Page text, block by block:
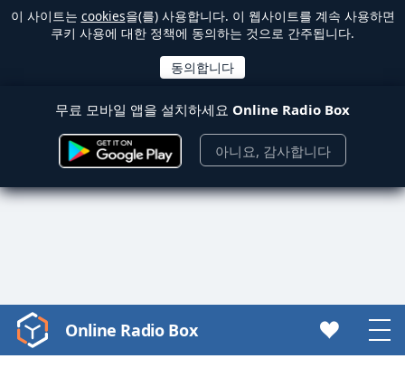
이 사이트는 cookies을(를) 사용합니다. 이 웹사이트를 계속 사용하면
쿠키 사용에 대한 정책에 동의하는 것으로 간주됩니다.
무료 모바일 앱을 설치하세요 Online Radio Box
아니요, 감사합니다
Video
Player
Online Radio Box